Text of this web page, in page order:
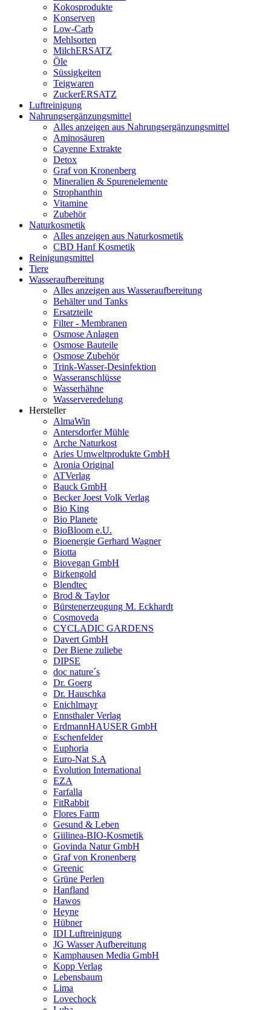
Kokosprodukte
Konserven
Low-Carb
Mehlsorten
MilchERSATZ
Öle
Süssigkeiten
Teigwaren
ZuckerERSATZ
Luftreinigung
Nahrungsergänzungsmittel
Alles anzeigen aus Nahrungsergänzungsmittel
Aminosäuren
Cayenne Extrakte
Detox
Graf von Kronenberg
Mineralien & Spurenelemente
Strophanthin
Vitamine
Zubehör
Naturkosmetik
Alles anzeigen aus Naturkosmetik
CBD Hanf Kosmetik
Reinigungsmittel
Tiere
Wasseraufbereitung
Alles anzeigen aus Wasseraufbereitung
Behälter und Tanks
Ersatzteile
Filter - Membranen
Osmose Anlagen
Osmose Bauteile
Osmose Zubehör
Trink-Wasser-Desinfektion
Wasseranschlüsse
Wasserhähne
Wasserveredelung
Hersteller
AlmaWin
Antersdorfer Mühle
Arche Naturkost
Aries Umweltprodukte GmbH
Aronia Original
ATVerlag
Bauck GmbH
Becker Joest Volk Verlag
Bio King
Bio Planete
BioBloom e.U.
Bioenergie Gerhard Wagner
Biotta
Biovegan GmbH
Birkengold
Blendtec
Brod & Taylor
Bürstenerzeugung M. Eckhardt
Cosmoveda
CYCLADIC GARDENS
Davert GmbH
Der Biene zuliebe
DIPSE
doc nature´s
Dr. Goerg
Dr. Hauschka
Enichlmayr
Ennsthaler Verlag
ErdmannHAUSER GmbH
Eschenfelder
Euphoria
Euro-Nat S.A
Evolution International
EZA
Farfalla
FitRabbit
Flores Farm
Gesund & Leben
Giilinea-BIO-Kosmetik
Govinda Natur GmbH
Graf von Kronenberg
Greenic
Grüne Perlen
Hanfland
Hawos
Heyne
Hübner
IDI Luftreinigung
JG Wasser Aufbereitung
Kamphausen Media GmbH
Kopp Verlag
Lebensbaum
Lima
Lovechock